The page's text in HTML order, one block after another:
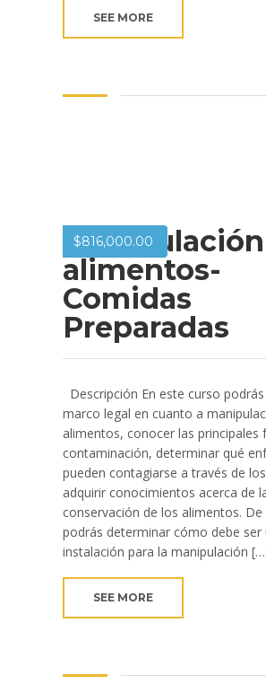
SEE MORE
$816,000.00
alimentos-
Comidas
Preparadas
Descripción En este curso
marco legal en cuanto a
alimentos, conocer las principales
contaminación, determinar qué
pueden contagiarse a través de
adquirir conocimientos acerca de
conservación de los alimentos.
podrás determinar cómo debe ser
instalación para la manipulación
SEE MORE